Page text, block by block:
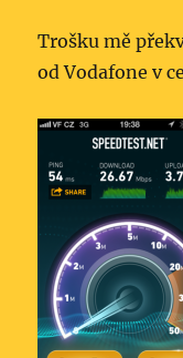
Trošku mě
od Vodafone v